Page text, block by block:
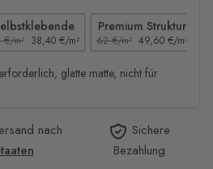
€/m² 38,40 €/m²
Premium Struktur
62 €/m² 49,60 €/m²
glatte matte, nicht für
nach
Sichere
Bezahlung